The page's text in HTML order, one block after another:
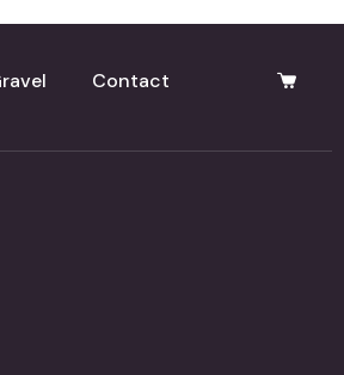
Contact